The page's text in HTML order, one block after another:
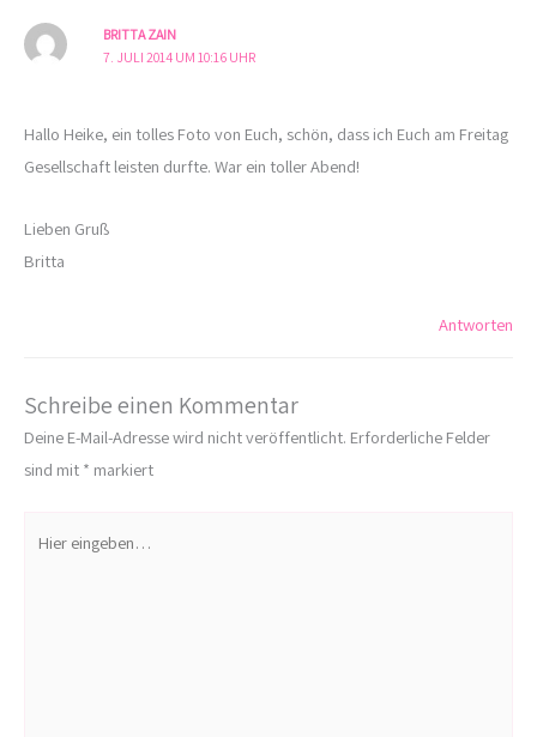
BRITTA ZAIN
7. JULI 2014 UM 10:16 UHR
Hallo Heike, ein tolles Foto von Euch, schön, dass ich Euch am Freitag
Gesellschaft leisten durfte. War ein toller Abend!
Lieben Gruß
Britta
Antworten
Schreibe einen Kommentar
Deine E-Mail-Adresse wird nicht veröffentlicht. Erforderliche Felder
sind mit * markiert
eingeben…